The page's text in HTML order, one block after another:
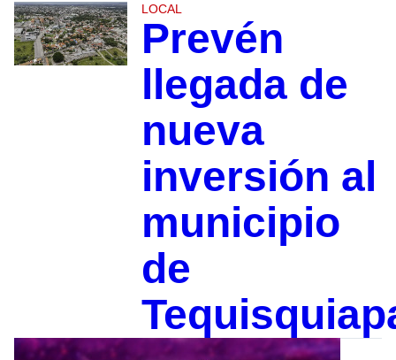
LOCAL
Prevén
llegada de
nueva
inversión al
municipio
de